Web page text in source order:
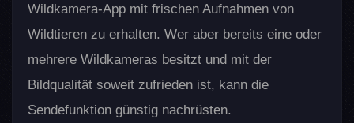
Informationsblatt
Laminiergerät & Folien
Seilschlösser
Stahlkäfige
Stromversorgung
Wildkamera-App mit frischen Aufnahmen von
Wildtieren zu erhalten. Wer aber bereits eine oder
mehrere Wildkameras besitzt und mit der
Bildqualität soweit zufrieden ist, kann die
Sendefunktion günstig nachrüsten.